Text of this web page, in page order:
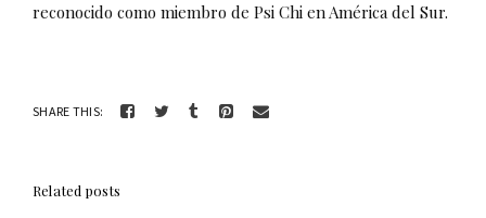
reconocido como miembro de Psi Chi en América del Sur.
SHARE THIS:
Related posts